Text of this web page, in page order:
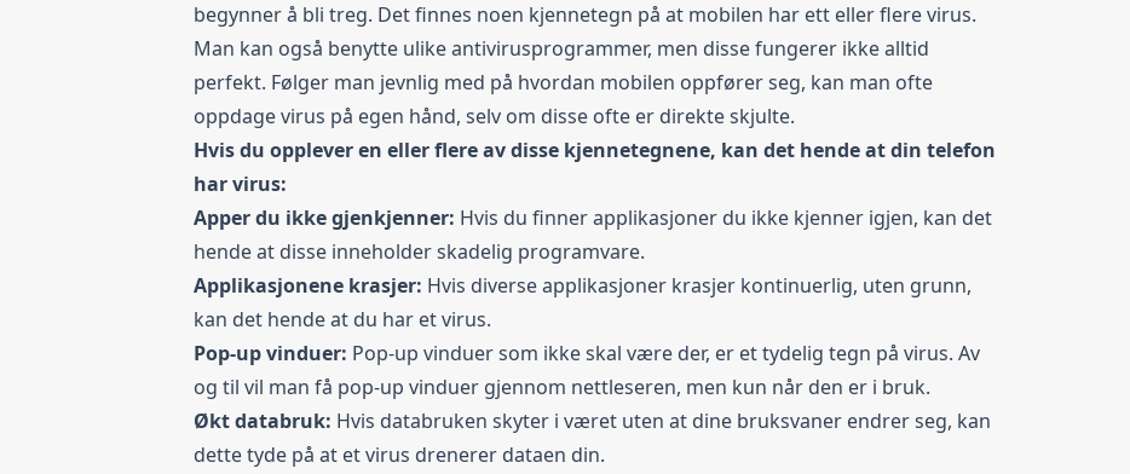
begynner å bli treg. Det finnes noen kjennetegn på at mobilen har ett eller flere virus.
Man kan også benytte ulike antivirusprogrammer, men disse fungerer ikke alltid
perfekt. Følger man jevnlig med på hvordan mobilen oppfører seg, kan man ofte
oppdage virus på egen hånd, selv om disse ofte er direkte skjulte.
Hvis du opplever en eller flere av disse kjennetegnene, kan det hende at din telefon
har virus:
Apper du ikke gjenkjenner: Hvis du finner applikasjoner du ikke kjenner igjen, kan det
hende at disse inneholder skadelig programvare.
Applikasjonene krasjer: Hvis diverse applikasjoner krasjer kontinuerlig, uten grunn,
kan det hende at du har et virus.
Pop-up vinduer: Pop-up vinduer som ikke skal være der, er et tydelig tegn på virus. Av
og til vil man få pop-up vinduer gjennom nettleseren, men kun når den er i bruk.
Økt databruk: Hvis databruken skyter i været uten at dine bruksvaner endrer seg, kan
dette tyde på at et virus drenerer dataen din.